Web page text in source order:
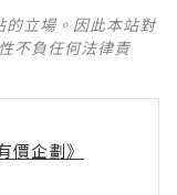
立場。因此本站對
不負任何法律責
價企劃》